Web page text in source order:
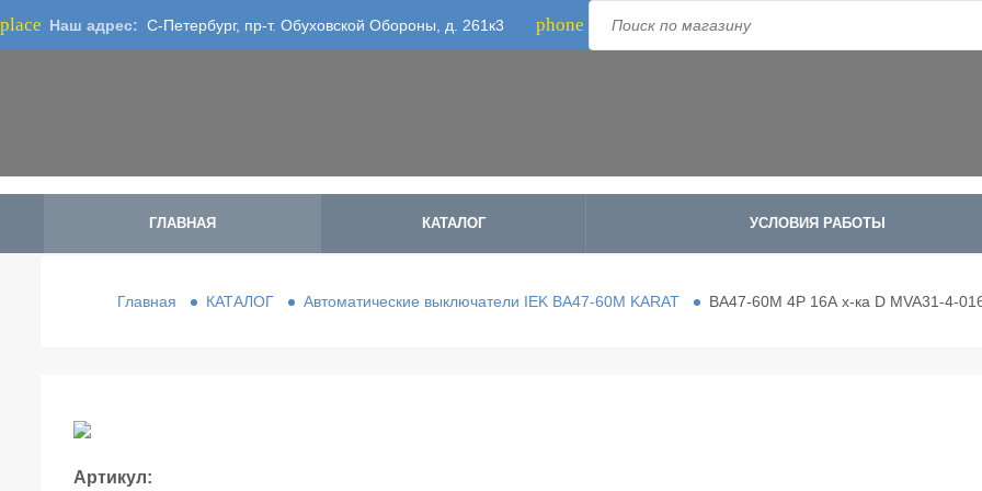
place Наш адрес: С-Петербург, пр-т. Обуховской Обороны, д. 261к3 phone Телефон: 8-800-500-1973
ГЛАВНАЯ КАТАЛОГ УСЛОВИЯ РАБОТЫ
Главная КАТАЛОГ Автоматические выключатели IEK ВА47-60М KARAT ВА47-60М 4Р 16А х-ка D MVA31-4-
Артикул: